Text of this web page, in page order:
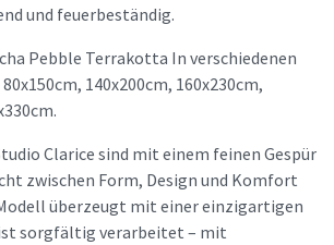
und feuerbeständig.
Pebble Terrakotta In verschiedenen
140x200cm, 160x230cm,
Clarice sind mit einem feinen Gespür
zwischen Form, Design und Komfort
überzeugt mit einer einzigartigen
sorgfältig verarbeitet – mit